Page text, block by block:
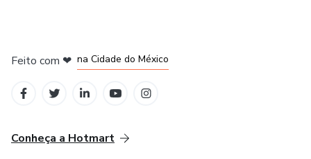
Feito com ❤ na Cidade do México
Conheça a Hotmart